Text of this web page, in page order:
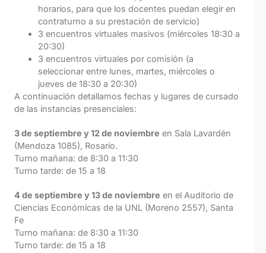
horarios, para que los docentes puedan elegir en
contraturno a su prestación de servicio)
3 encuentros virtuales masivos (miércoles 18:30 a
20:30)
3 encuentros virtuales por comisión (a
seleccionar entre lunes, martes, miércoles o
jueves de 18:30 a 20:30)
A continuación detallamos fechas y lugares de cursado
de las instancias presenciales:
3 de septiembre y 12 de noviembre en Sala Lavardén
(Mendoza 1085), Rosario.
Turno mañana: de 8:30 a 11:30
Turno tarde: de 15 a 18
4 de septiembre y 13 de noviembre en el Auditorio de
Ciencias Económicas de la UNL (Moreno 2557), Santa
Fe
Turno mañana: de 8:30 a 11:30
Turno tarde: de 15 a 18